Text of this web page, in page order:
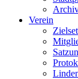
Verein